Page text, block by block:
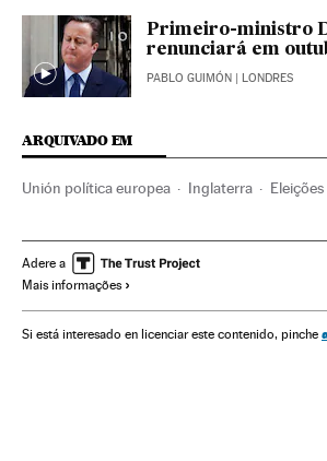
Primeiro-ministro
renunciará em
PABLO GUIMÓN | LONDRES
ARQUIVADO EM
Unión política europea Inglaterra Eleições
Referendos UE Euroceticismo
União Europeia Ideologias Organizações
Adere a
Mais informações
Si está interesado en licenciar este contenido, pinche